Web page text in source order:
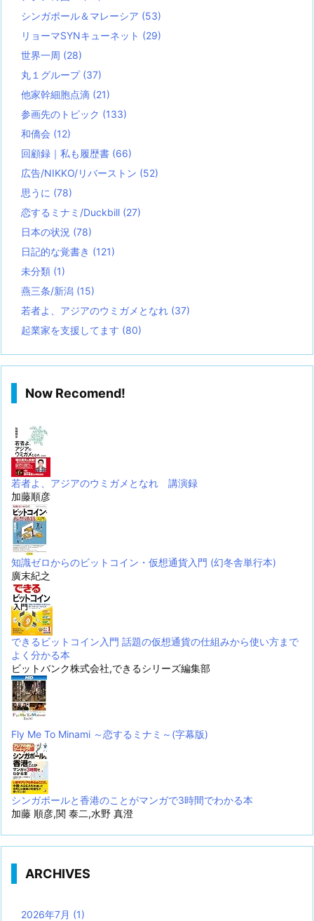
シンガポール＆マレーシア (53)
リョーマSYNキューネット (29)
世界一周 (28)
丸１グループ (37)
他家幹細胞点滴 (21)
参画先のトピック (133)
和僑会 (12)
回顧録｜私も履歴書 (66)
広告/NIKKO/リバーストン (52)
思うに (78)
恋するミナミ/Duckbill (27)
日本の状況 (78)
日記的な覚書き (121)
未分類 (1)
燕三条/新潟 (15)
若者よ、アジアのウミガメとなれ (37)
起業家を支援してます (80)
Now Recomend!
若者よ、アジアのウミガメとなれ 講演録
加藤順彦
知識ゼロからのビットコイン・仮想通貨入門 (幻冬舎単行本)
廣末紀之
できるビットコイン入門 話題の仮想通貨の仕組みから使い方まで
よく分かる本
ビットバンク株式会社,できるシリーズ編集部
Fly Me To Minami ～恋するミナミ～(字幕版)
シンガポールと香港のことがマンガで3時間でわかる本
加藤 順彦,関 泰二,水野 真澄
ARCHIVES
2026年7月 (1)